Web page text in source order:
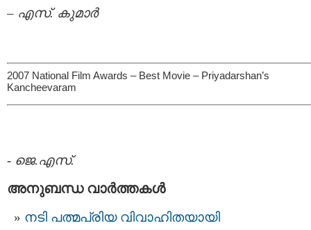
– എസ്. കുമാര്‍
2007 National Film Awards – Best Movie – Priyadarshan’s
Kancheevaram
- ജെ.എസ്.
അനുബന്ധ വാര്‍ത്തകള്‍
നടി പത്മപ്രിയ വിവാഹിതയായി